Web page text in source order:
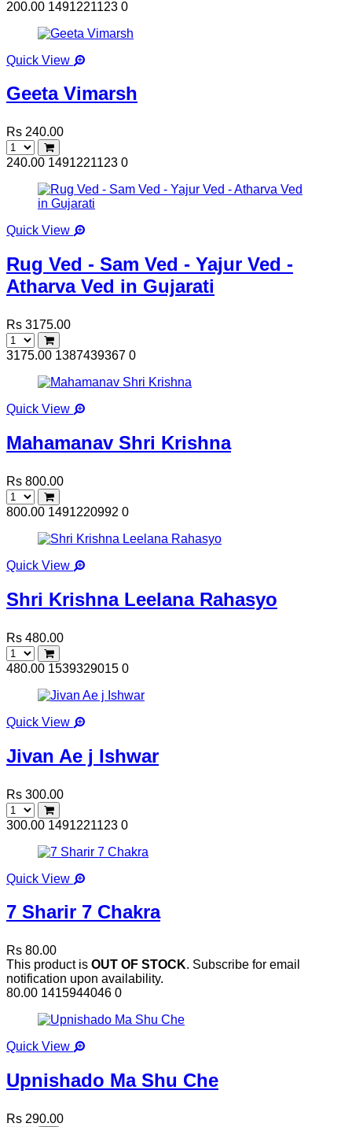
200.00 1491221123 0
Quick View
Geeta Vimarsh
Rs 240.00
240.00 1491221123 0
Quick View
Rug Ved - Sam Ved - Yajur Ved -
Atharva Ved in Gujarati
Rs 3175.00
3175.00 1387439367 0
Quick View
Mahamanav Shri Krishna
Rs 800.00
800.00 1491220992 0
Quick View
Shri Krishna Leelana Rahasyo
Rs 480.00
480.00 1539329015 0
Quick View
Jivan Ae j Ishwar
Rs 300.00
300.00 1491221123 0
Quick View
7 Sharir 7 Chakra
Rs 80.00
This product is OUT OF STOCK. Subscribe for email
notification upon availability.
80.00 1415944046 0
Quick View
Upnishado Ma Shu Che
Rs 290.00